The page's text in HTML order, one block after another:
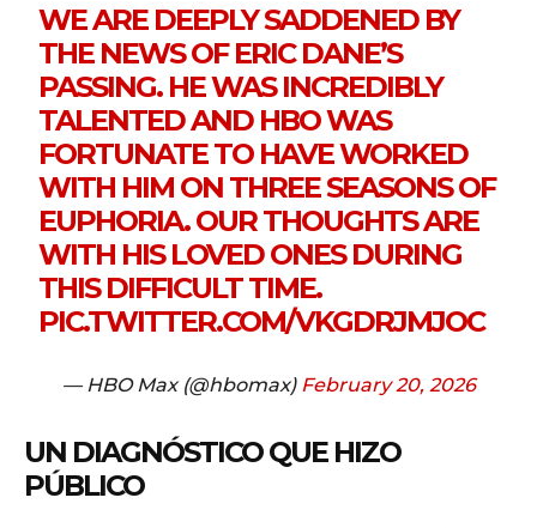
WE ARE DEEPLY SADDENED BY
THE NEWS OF ERIC DANE’S
PASSING. HE WAS INCREDIBLY
TALENTED AND HBO WAS
FORTUNATE TO HAVE WORKED
WITH HIM ON THREE SEASONS OF
EUPHORIA. OUR THOUGHTS ARE
WITH HIS LOVED ONES DURING
THIS DIFFICULT TIME.
PIC.TWITTER.COM/VKGDRJMJOC
— HBO Max (@hbomax) February 20, 2026
UN DIAGNÓSTICO QUE HIZO
PÚBLICO